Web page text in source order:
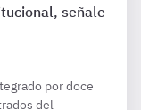
señale
por doce
del